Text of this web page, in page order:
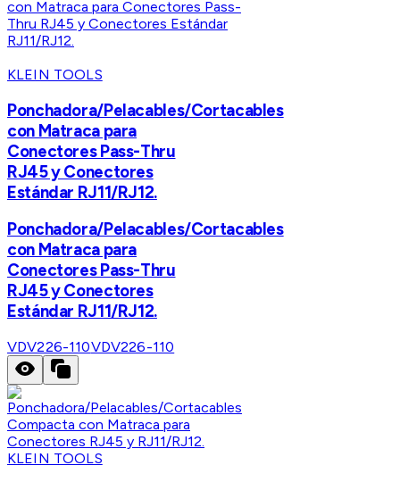
KLEIN TOOLS
Ponchadora/Pelacables/Cortacables
con Matraca para
Conectores Pass-Thru
RJ45 y Conectores
Estándar RJ11/RJ12.
Ponchadora/Pelacables/Cortacables
con Matraca para
Conectores Pass-Thru
RJ45 y Conectores
Estándar RJ11/RJ12.
VDV226-110VDV226-110
KLEIN TOOLS